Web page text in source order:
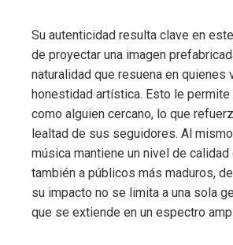
Su autenticidad resulta clave en
de proyectar una imagen
naturalidad que resuena en quienes
honestidad artística. Esto le
como alguien cercano, lo que
lealtad de sus seguidores. Al
música mantiene un nivel de calidad
también a públicos más maduros,
su impacto no se limita a una sola
que se extiende en un espectro